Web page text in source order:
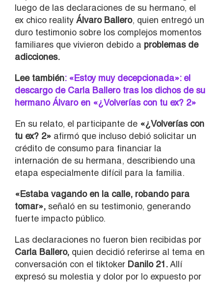
luego de las declaraciones de su hermano, el
ex chico reality Álvaro Ballero, quien entregó un
duro testimonio sobre los complejos momentos
familiares que vivieron debido a problemas de
adicciones.
Lee también: «Estoy muy decepcionada»: el
descargo de Carla Ballero tras los dichos de su
hermano Álvaro en «¿Volverías con tu ex? 2»
En su relato, el participante de «¿Volverías con
tu ex? 2» afirmó que incluso debió solicitar un
crédito de consumo para financiar la
internación de su hermana, describiendo una
etapa especialmente difícil para la familia.
«Estaba vagando en la calle, robando para
tomar», señaló en su testimonio, generando
fuerte impacto público.
Las declaraciones no fueron bien recibidas por
Carla Ballero, quien decidió referirse al tema en
conversación con el tiktoker Danilo 21.Allí
expresó su molestia y dolor por lo expuesto por